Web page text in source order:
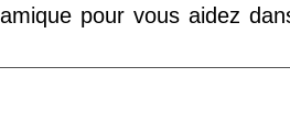
pour vous aidez